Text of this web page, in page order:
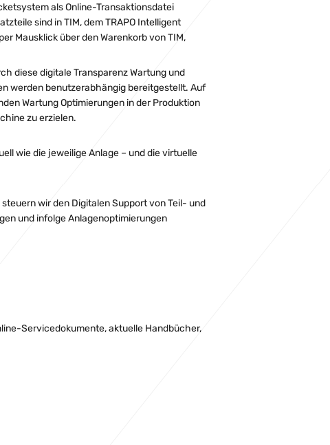
als Online-Transaktionsdatei
sind in TIM, dem TRAPO Intelligent
Mausklick über den Warenkorb von TIM,
diese digitale Transparenz Wartung und
werden benutzerabhängig bereitgestellt. Auf
Wartung Optimierungen in der Produktion
zu erzielen.
wie die jeweilige Anlage – und die virtuelle
wir den Digitalen Support von Teil- und
und infolge Anlagenoptimierungen
Servicedokumente, aktuelle Handbücher,